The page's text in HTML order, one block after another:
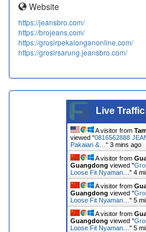
Website
https://jeansbro.com/
https://brojeans.com/
https://grosirpekalonganonline.com/
https://grosirsarung.jeansbro.com/
Live Traffic
A visitor from
viewed "0816562888
Pakaian &… " 3 mins ago
A visitor from
Guangdong viewed "
Loose Fit Nyaman… " 4
A visitor from
Guangdong viewed "
Loose Fit Nyaman… " 5
A visitor from
Guangdong viewed "
Loose Fit Nyaman… " 5